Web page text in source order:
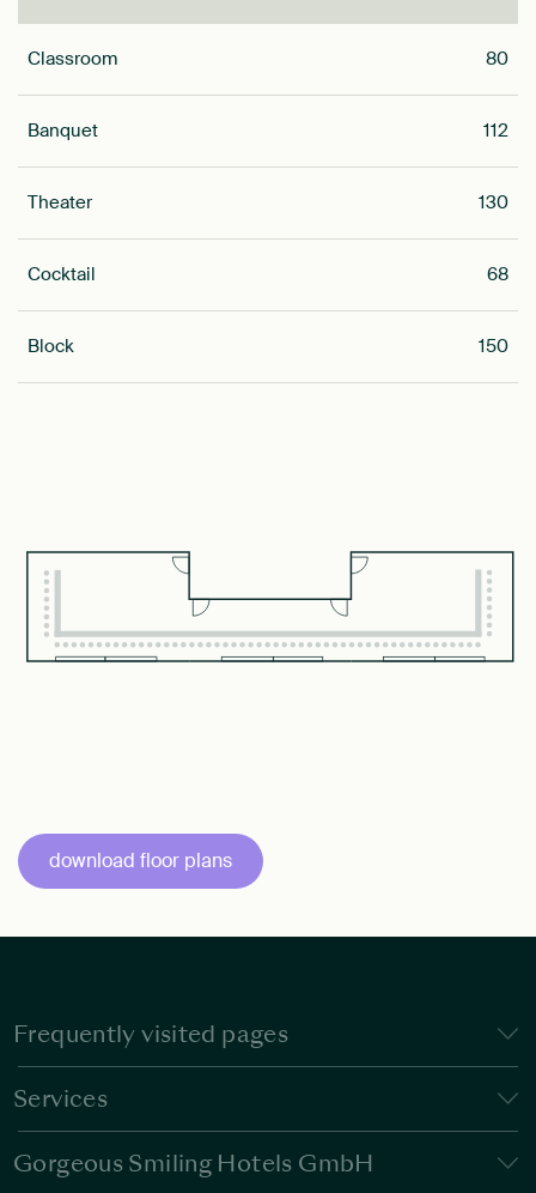
Classroom 80
Banquet 112
Theater 130
Cocktail 68
Block 150
download floor plans
Frequently visited pages
Services
Gorgeous Smiling Hotels GmbH